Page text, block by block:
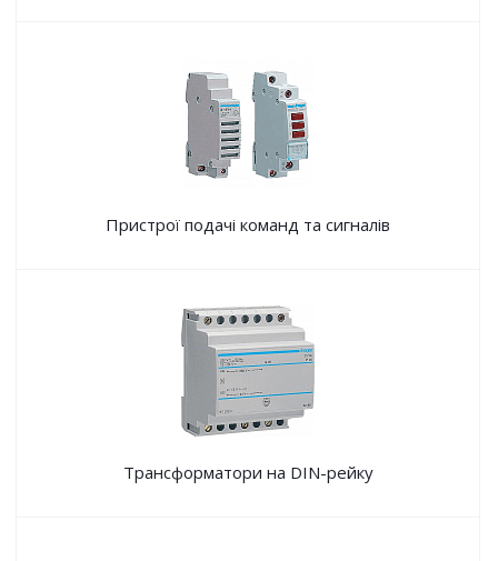
Пристрої подачі команд та сигналів
Трансформатори на DIN-рейку